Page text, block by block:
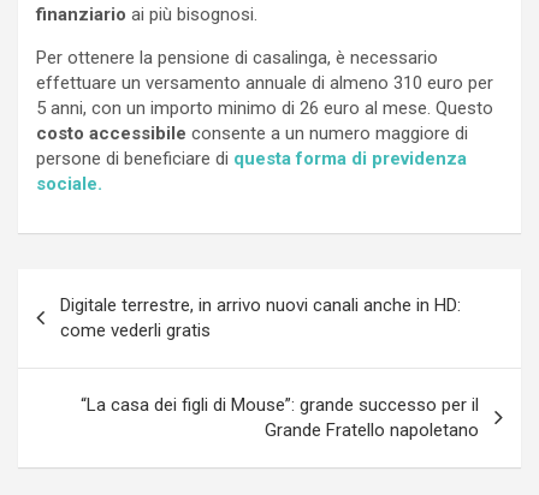
finanziario ai più bisognosi.
Per ottenere la pensione di casalinga, è necessario
effettuare un versamento annuale di almeno 310 euro per
5 anni, con un importo minimo di 26 euro al mese. Questo
costo accessibile consente a un numero maggiore di
persone di beneficiare di questa forma di previdenza
sociale.
articoli
Digitale terrestre, in arrivo nuovi canali anche in HD:
come vederli gratis
“La casa dei figli di Mouse”: grande successo per il
Grande Fratello napoletano